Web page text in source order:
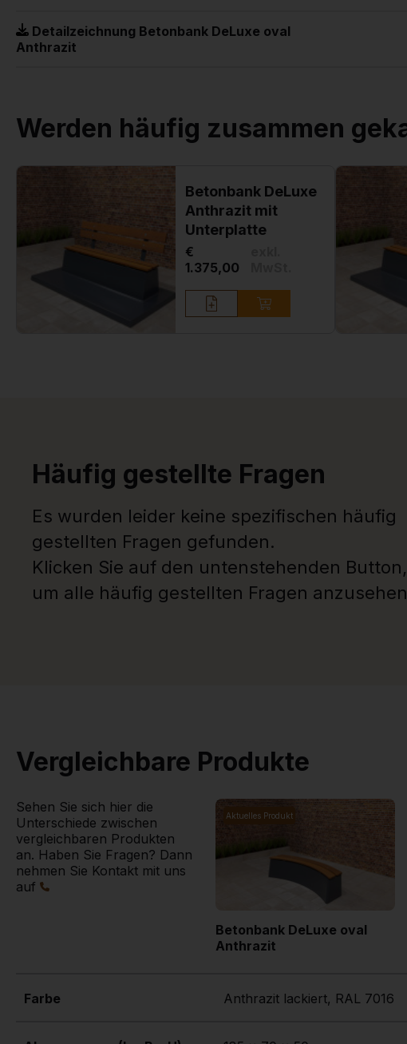
Detailzeichnung Betonbank DeLuxe oval
Anthrazit
Werden häufig zusammen
Betonbank DeLuxe
Anthrazit mit
Unterplatte
€
1.375,00
Häufig gestellte Fragen
Es wurden leider keine spezifischen häufig
gestellten Fragen gefunden.
Klicken Sie auf den untenstehenden Button,
um alle häufig gestellten Fragen
Vergleichbare Produkte
Sehen Sie sich hier die
Unterschiede zwischen
vergleichbaren Produkten
an. Haben Sie Fragen? Dann
nehmen Sie Kontakt mit uns
auf
Aktuelles Produkt
Betonbank DeLuxe oval
Anthrazit
Farbe Anthrazit lackiert, RAL 7016